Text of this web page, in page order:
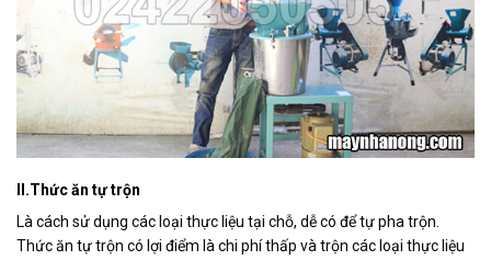
II.Thức ăn tự trộn
Là cách sử dụng các loại thực liệu tại chỗ, dễ có để tự pha trộn.
Thức ăn tự trộn có lợi điểm là chi phí thấp và trộn các loại thực liệu